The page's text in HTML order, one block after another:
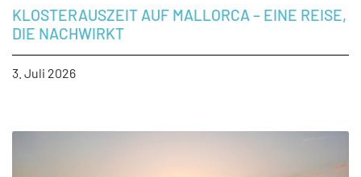
KLOSTERAUSZEIT AUF MALLORCA – EINE REISE,
DIE NACHWIRKT
3. Juli 2026